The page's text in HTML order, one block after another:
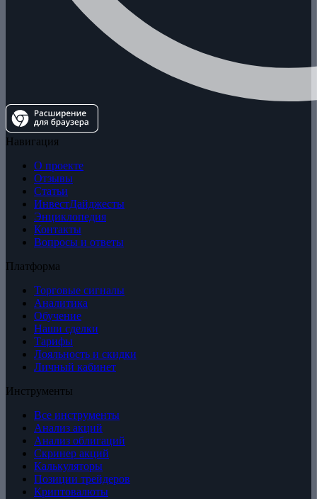
Навигация
О проекте
Отзывы
Статьи
ИнвестДайджесты
Энциклопедия
Контакты
Вопросы и ответы
Платформа
Торговые сигналы
Аналитика
Обучение
Наши сделки
Тарифы
Лояльность и скидки
Личный кабинет
Инструменты
Все инструменты
Анализ акций
Анализ облигаций
Скринер акций
Калькуляторы
Позиции трейдеров
Криптовалюты